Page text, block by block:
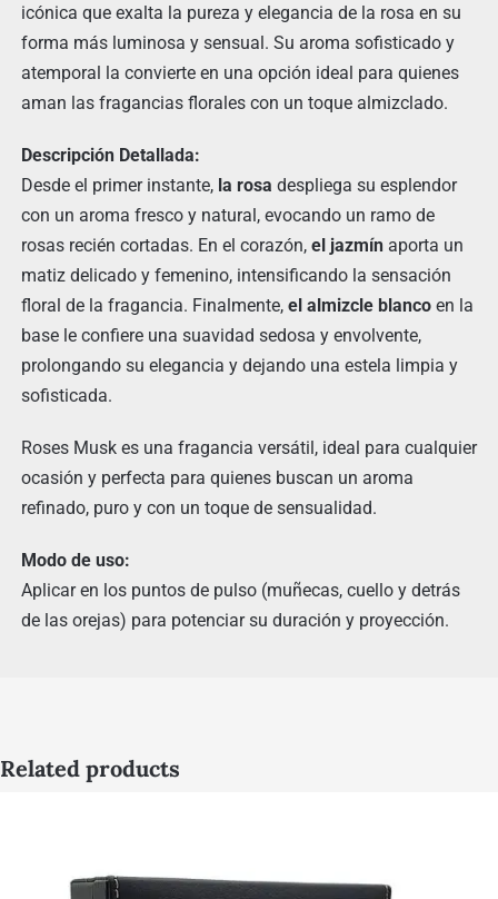
icónica que exalta la pureza y elegancia de la rosa en su
forma más luminosa y sensual. Su aroma sofisticado y
atemporal la convierte en una opción ideal para quienes
aman las fragancias florales con un toque almizclado.
Descripción Detallada:
Desde el primer instante, la rosa despliega su esplendor
con un aroma fresco y natural, evocando un ramo de
rosas recién cortadas. En el corazón, el jazmínaporta un
matiz delicado y femenino, intensificando la sensación
floral de la fragancia. Finalmente, el almizcle blancoen la
base le confiere una suavidad sedosa y envolvente,
prolongando su elegancia y dejando una estela limpia y
sofisticada.
Roses Musk es una fragancia versátil, ideal para cualquier
ocasión y perfecta para quienes buscan un aroma
refinado, puro y con un toque de sensualidad.
Modo de uso:
Aplicar en los puntos de pulso (muñecas, cuello y detrás
de las orejas) para potenciar su duración y proyección.
Related products